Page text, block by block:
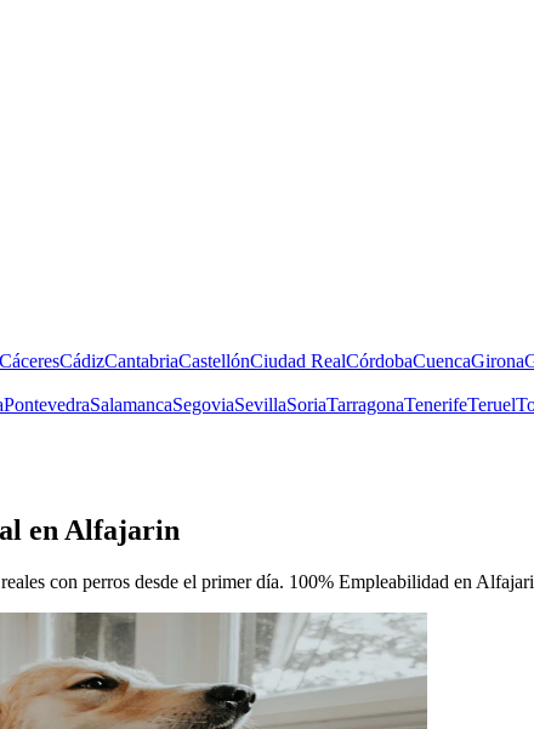
CáceresCádizCantabriaCastellónCiudad RealCórdobaCuencaGirona
PontevedraSalamancaSegoviaSevillaSoriaTarragonaTenerifeTeruel
en Alfajarin
con perros desde el primer día. 100% Empleabilidad en